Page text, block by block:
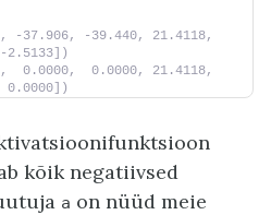
-37.906, -39.440, 21.4118,
2.5133])
0.0000,  0.0000, 21.4118,
0.0000])
kõik negatiivsed
a on nüüd meie